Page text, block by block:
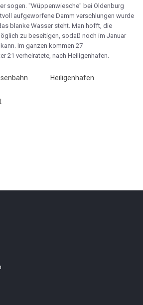
sogen. "Wüppenwiesche" bei Oldenburg
aufgeworfene Damm verschlungen wurde
blanke Wasser steht. Man hofft, die
zu beseitigen, sodaß noch im Januar
Im ganzen kommen 27
21 verheiratete, nach Heiligenhafen.
Heiligenhafen
Bahnamtliche Abfuhr - HP 18.12.1897
Unsere Notiz in letzterer Nummer